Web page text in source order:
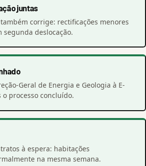
juntas
corrige: rectificações menores
deslocação.
Geral de Energia e Geologia à E-
o processo concluído.
à espera: habitações
na mesma semana.